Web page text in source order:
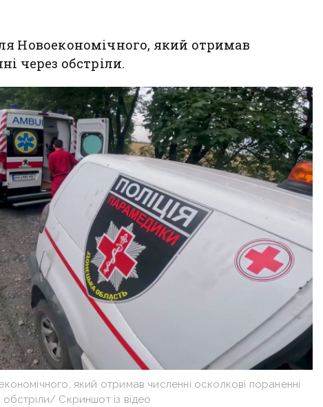
Новоекономічного, який отримав
через обстріли.
який отримав численні осколкові пораненні
обстріли/ Скриншот із відео